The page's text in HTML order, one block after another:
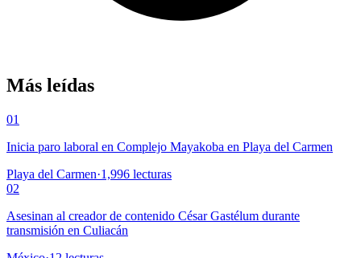
Más leídas
01
Inicia paro laboral en Complejo Mayakoba en Playa del Carmen
Playa del Carmen·1,996 lecturas
02
Asesinan al creador de contenido César Gastélum durante
transmisión en Culiacán